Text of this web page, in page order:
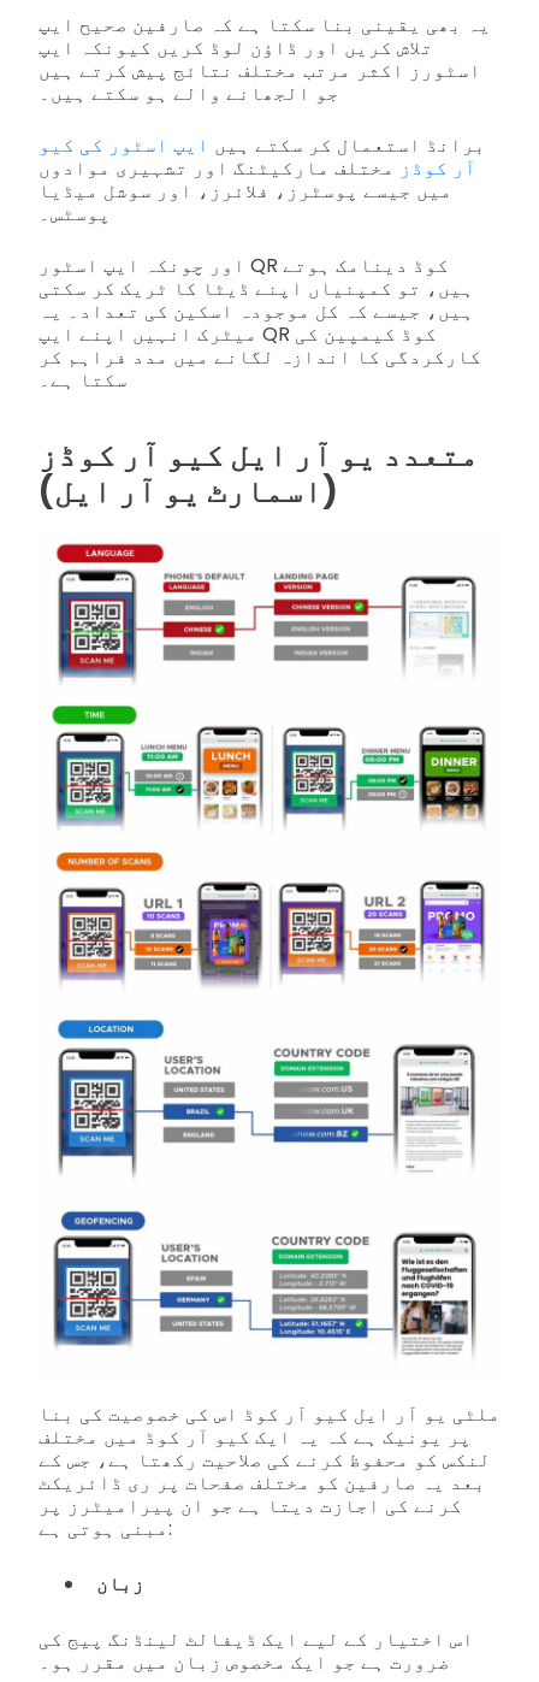
یہ بھی یقینی بنا سکتا ہے کہ صارفین صحیح ایپ
تلاش کریں اور ڈاؤن لوڈ کریں کیونکہ ایپ
اسٹورز اکثر مرتب مختلف نتائج پیش کرتے ہیں
جو الجھانے والے ہو سکتے ہیں۔
برانڈ استعمال کر سکتے ہیں ایپ اسٹور کی کیو
آر کوڈز مختلف مارکیٹنگ اور تشہیری موادوں
میں جیسے پوسٹرز، فلائرز، اور سوشل میڈیا
پوسٹس۔
اور چونکہ ایپ اسٹور QR کوڈ دینامک ہوتے
ہیں، تو کمپنیاں اپنے ڈیٹا کا ٹریک کر سکتی
ہیں، جیسے کہ کل موجودہ اسکین کی تعداد۔ یہ
میٹرک انہیں اپنے ایپ QR کوڈ کیمپین کی
کارکردگی کا اندازہ لگانے میں مدد فراہم کر
سکتا ہے۔
متعدد یو آر ایل کیو آر کوڈز
(اسمارٹ یو آر ایل)
ملٹی یو آر ایل کیو آر کوڈ اس کی خصوصیت کی بنا
پر یونیک ہے کہ یہ ایک کیو آر کوڈ میں مختلف
لنکس کو محفوظ کرنے کی صلاحیت رکھتا ہے، جس کے
بعد یہ صارفین کو مختلف صفحات پر ری ڈائریکٹ
کرنے کی اجازت دیتا ہے جو ان پیرامیٹرز پر
مبنی ہوتی ہے:
زبان
اس اختیار کے لیے ایک ڈیفالٹ لینڈنگ پیج کی
ضرورت ہے جو ایک مخصوص زبان میں مقرر ہو۔